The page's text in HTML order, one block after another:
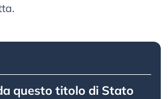
questo titolo di Stato